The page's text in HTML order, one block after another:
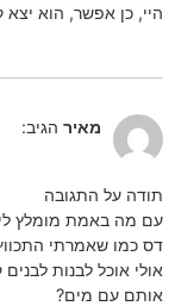
היי, כן אפשר, הוא
מאיר הגיב:
תודה על התגובה
עם מה באמת מומלץ לי
דס כמו שאמרתי
אולי אוכל לבנות
אותם עם מים?